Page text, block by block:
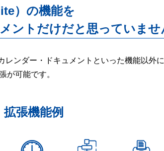
）の機能を
ントだけだと思っていませ
ンダー・ドキュメントといった機能以外に
が可能です。
拡張機能例